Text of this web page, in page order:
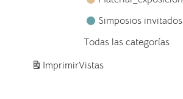
Simposios invitados
Todas las categorías
ImprimirVistas